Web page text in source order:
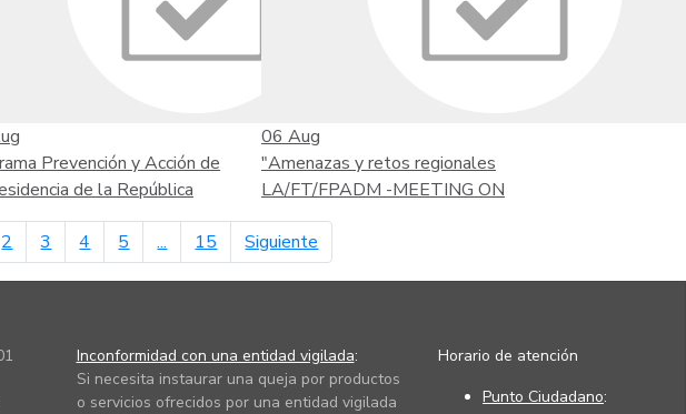
Prevención y Acción de
de la República
06 Aug
"Amenazas y retos regionales
LA/FT/FPADM -MEETING ON
2 3 4 5 ... 15 Siguiente
Inconformidad con una entidad vigilada:
Si necesita instaurar una queja por productos
o servicios ofrecidos por una entidad vigilada
Horario de atención
Punto Ciudadano: